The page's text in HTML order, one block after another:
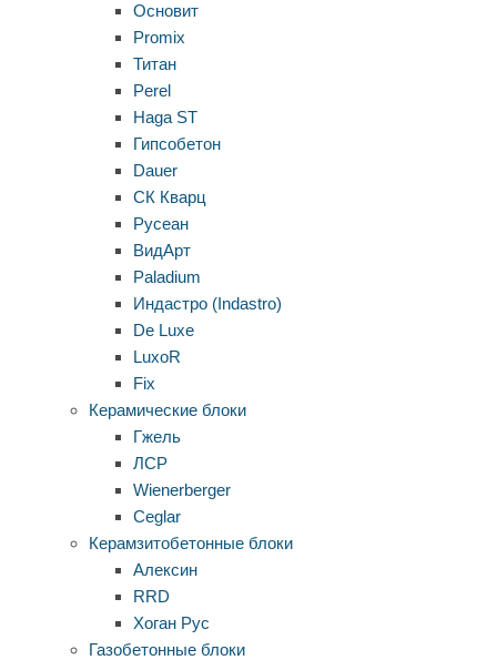
Основит
Promix
Титан
Perel
Haga ST
Гипсобетон
Dauer
СК Кварц
Русеан
ВидАрт
Paladium
Индастро (Indastro)
De Luxe
LuxoR
Fix
Керамические блоки
Гжель
ЛСР
Wienerberger
Ceglar
Керамзитобетонные блоки
Алексин
RRD
Хоган Рус
Газобетонные блоки